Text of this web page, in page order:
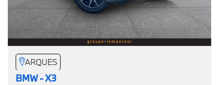
ARQUES
BMW - X3